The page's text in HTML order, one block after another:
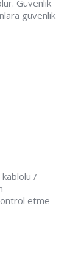
Güvenlik
güvenlik
kablolu /
etme